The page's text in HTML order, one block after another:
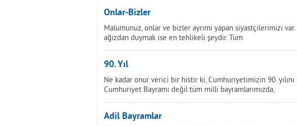
Onlar-Bizler
Malumunuz, onlar ve bizler ayrımı yapan siyastçilerimizi
ağızdan duymak ise en tehlikeli şeydir. Tüm
90. Yıl
Ne kadar onur verici bir histir ki, Cumhuriyetimizin 90. yılını
Cumhuriyet Bayramı değil tüm milli bayramlarımızda,
Adil Bayramlar